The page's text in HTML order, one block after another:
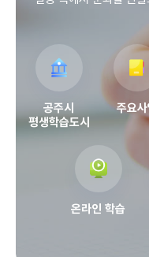
공주시
평생학습도시
주요사
온라인 학습